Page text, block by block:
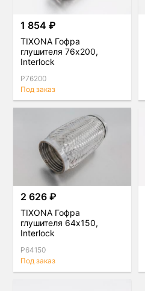
1 854 ₽
TIXONA Гофра
глушителя 76x200,
Interlock
P76200
Под заказ
2 626 ₽
TIXONA Гофра
глушителя 64x150,
Interlock
P64150
Под заказ